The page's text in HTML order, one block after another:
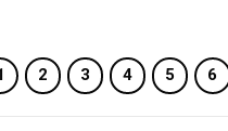
2 3 4 5 6